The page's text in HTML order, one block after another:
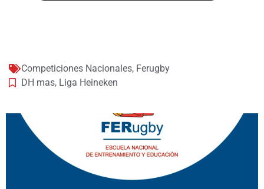
Competiciones Nacionales, Ferugby
DH mas, Liga Heineken